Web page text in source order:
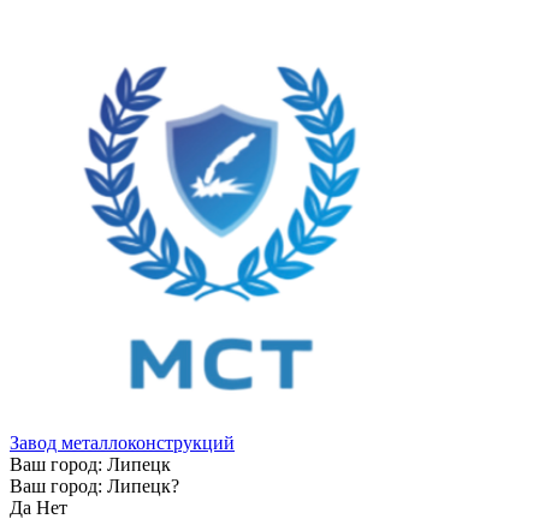
Завод металлоконструкций
Ваш город: Липецк
Ваш город: Липецк?
Да Нет